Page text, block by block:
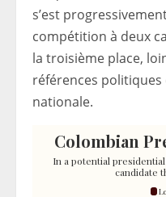
s’est
compétition à deux
la troisième place,
références
nationale.